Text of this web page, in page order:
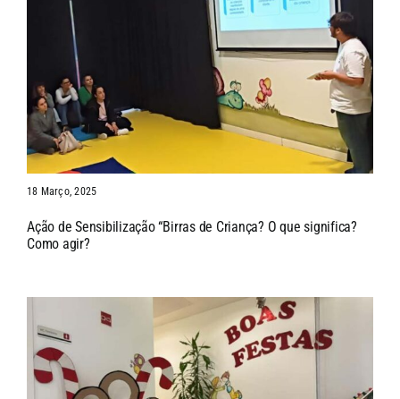
18 Março, 2025
Ação de Sensibilização “Birras de Criança? O que significa?
Como agir?